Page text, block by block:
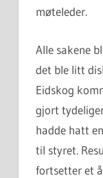
møteleder.
Alle sakene
det ble litt
Eidskog
gjort
hadde hatt
til styret.
fortsetter et